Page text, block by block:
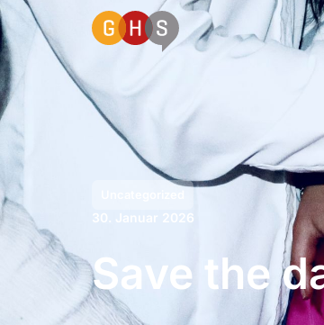
30. Januar 2026
Save the